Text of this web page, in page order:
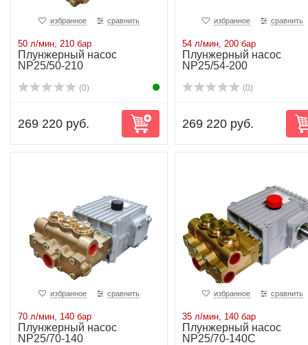
избранное сравнить
50 л/мин, 210 бар
Плунжерный насос
NP25/50-210
(0)
269 220 руб.
избранное сравнить
54 л/мин, 200 бар
Плунжерный насос
NP25/54-200
(0)
269 220 руб.
избранное сравнить
70 л/мин, 140 бар
Плунжерный насос
NP25/70-140
избранное сравнить
35 л/мин, 140 бар
Плунжерный насос
NP25/70-140C